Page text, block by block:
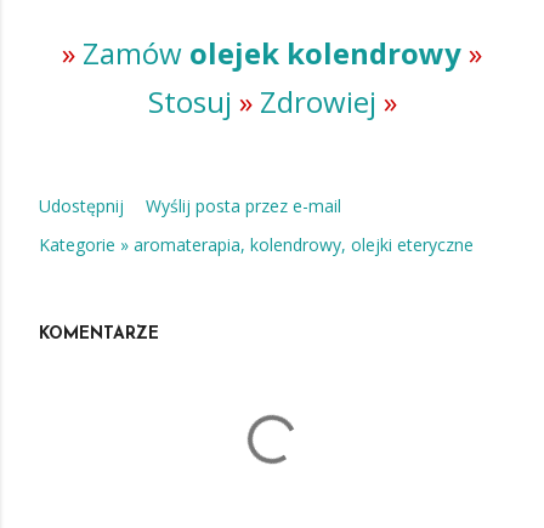
» Zamów olejek kolendrowy»
Stosuj »Zdrowiej »
Udostępnij
Wyślij posta przez e-mail
Kategorie » aromaterapia kolendrowy olejki eteryczne
KOMENTARZE